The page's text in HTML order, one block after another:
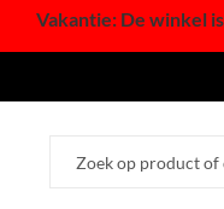
Vakantie: De winkel